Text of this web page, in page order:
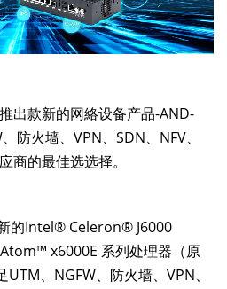
出款新的网絡设备产品-AND-
防火墙、VPN、SDN、NFV、
商的最佳选选择。
的Intel® Celeron® J6000
x6000E 系列处理器（原
、NGFW、防火墙、VPN、